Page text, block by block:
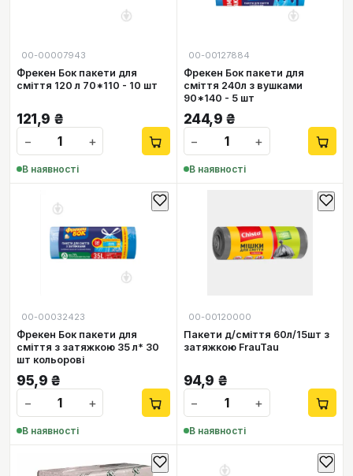
00-00007943
Фрекен Бок пакети для
сміття 120 л 70*110 - 10 шт
121,9 ₴
−
+
В наявності
00-00127884
Фрекен Бок пакети для
сміття 240л з вушками
90*140 - 5 шт
244,9 ₴
−
+
В наявності
00-00032423
Фрекен Бок пакети для
сміття з затяжкою 35 л* 30
шт кольорові
95,9 ₴
−
+
В наявності
00-00120000
Пакети д/сміття 60л/15шт з
затяжкою FrauTau
94,9 ₴
−
+
В наявності